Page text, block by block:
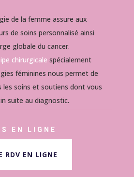
de la femme assure aux
de soins personnalisé ainsi
globale du cancer.
chirurgicale spécialement
féminines nous permet de
les soins et soutiens dont vous
suite au diagnostic.
EN LIGNE
RDV EN LIGNE